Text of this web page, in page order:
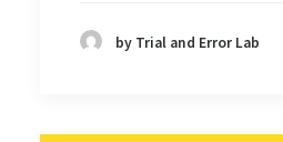
by Trial and Error Lab